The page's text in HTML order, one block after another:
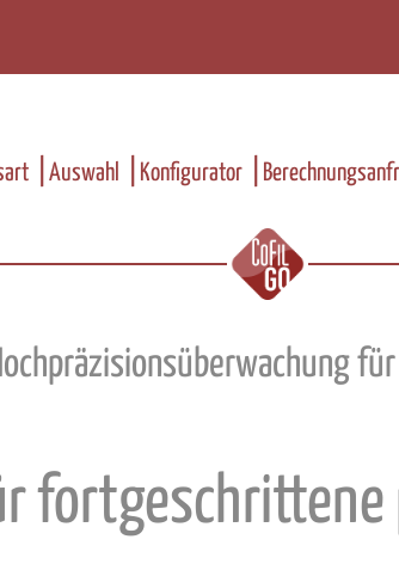
Auswahl Konfigurator